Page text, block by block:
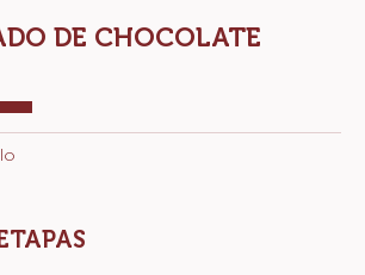
DE CHOCOLATE